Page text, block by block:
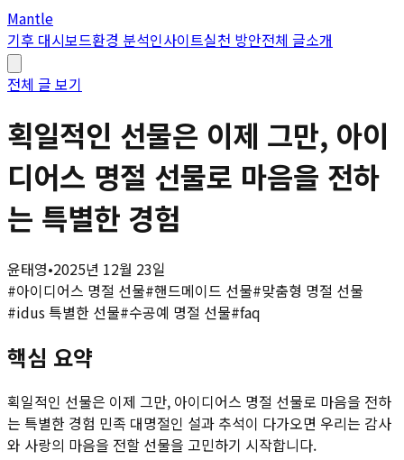
Mantle
기후 대시보드환경 분석인사이트실천 방안전체 글소개
전체 글 보기
획일적인 선물은 이제 그만, 아이
디어스 명절 선물로 마음을 전하
는 특별한 경험
윤태영•2025년 12월 23일
#아이디어스 명절 선물#핸드메이드 선물#맞춤형 명절 선물
#idus 특별한 선물#수공예 명절 선물#faq
핵심 요약
획일적인 선물은 이제 그만, 아이디어스 명절 선물로 마음을 전하
는 특별한 경험 민족 대명절인 설과 추석이 다가오면 우리는 감사
와 사랑의 마음을 전할 선물을 고민하기 시작합니다.